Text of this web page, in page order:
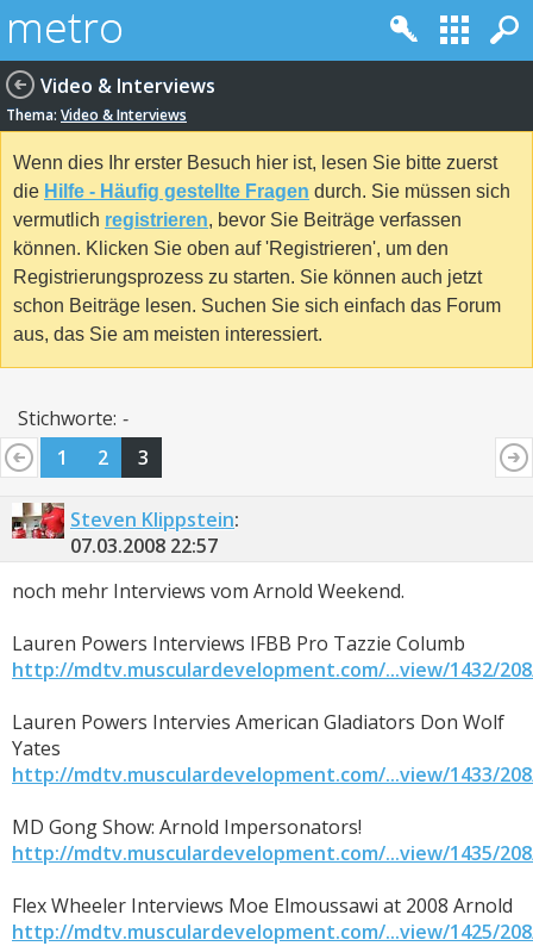
Video & Interviews
Thema: Video & Interviews
Wenn dies Ihr erster Besuch hier ist, lesen Sie bitte zuerst
die Hilfe - Häufig gestellte Fragen durch. Sie müssen sich
vermutlich registrieren, bevor Sie Beiträge verfassen
können. Klicken Sie oben auf 'Registrieren', um den
Registrierungsprozess zu starten. Sie können auch jetzt
schon Beiträge lesen. Suchen Sie sich einfach das Forum
aus, das Sie am meisten interessiert.
Stichworte: -
1
2 3
Steven Klippstein:
07.03.2008 22:57
noch mehr Interviews vom Arnold Weekend.
Lauren Powers Interviews IFBB Pro Tazzie Columb
http://mdtv.musculardevelopment.com/...view/1432/
Lauren Powers Intervies American Gladiators Don Wolf
Yates
http://mdtv.musculardevelopment.com/...view/1433/
MD Gong Show: Arnold Impersonators!
http://mdtv.musculardevelopment.com/...view/1435/
Flex Wheeler Interviews Moe Elmoussawi at 2008 Arnold
http://mdtv.musculardevelopment.com/...view/1425/